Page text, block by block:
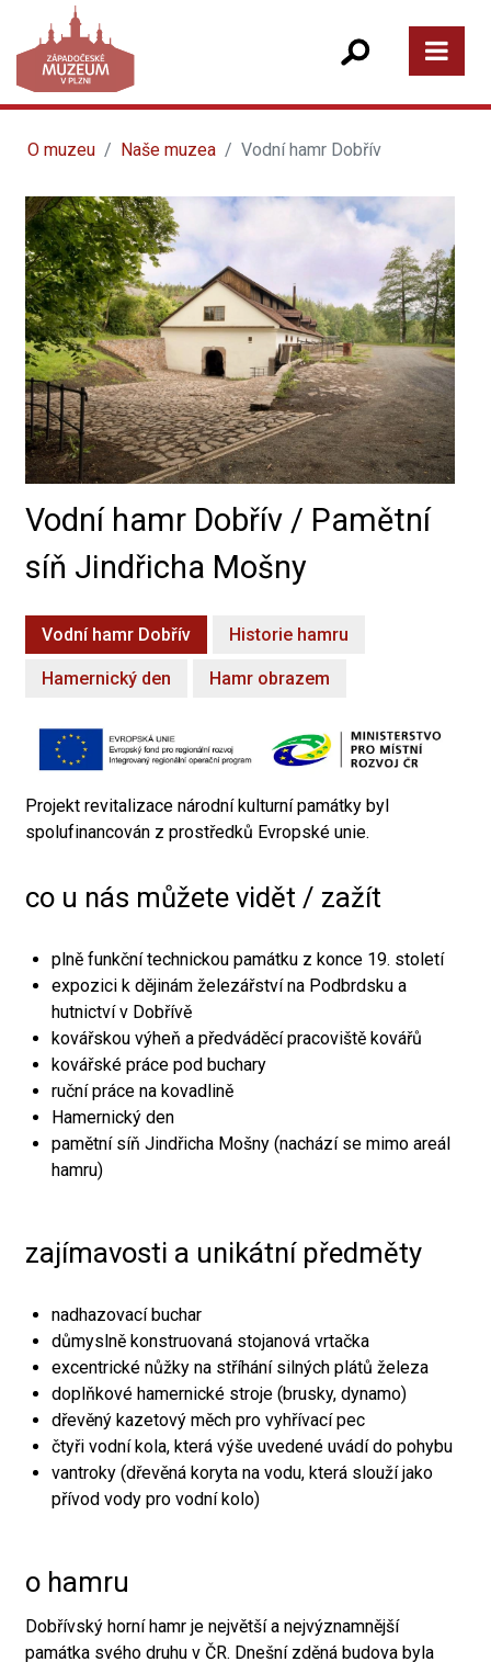
O muzeu Naše muzea Vodní hamr Dobřív
Vodní hamr Dobřív / Pamětní
síň Jindřicha Mošny
Vodní hamr Dobřív Historie hamru
Hamernický den Hamr obrazem
Projekt revitalizace národní kulturní památky byl
spolufinancován z prostředků Evropské unie.
co u nás můžete vidět / zažít
plně funkční technickou památku z konce 19. století
expozici k dějinám železářství na Podbrdsku a
hutnictví v Dobřívě
kovářskou výheň a předváděcí pracoviště kovářů
kovářské práce pod buchary
ruční práce na kovadlině
Hamernický den
pamětní síň Jindřicha Mošny (nachází se mimo areál
hamru)
zajímavosti a unikátní předměty
nadhazovací buchar
důmyslně konstruovaná stojanová vrtačka
excentrické nůžky na stříhání silných plátů železa
doplňkové hamernické stroje (brusky, dynamo)
dřevěný kazetový měch pro vyhřívací pec
čtyři vodní kola, která výše uvedené uvádí do pohybu
vantroky (dřevěná koryta na vodu, která slouží jako
přívod vody pro vodní kolo)
o hamru
Dobřívský horní hamr je největší a nejvýznamnější
památka svého druhu v ČR. Dnešní zděná budova byla